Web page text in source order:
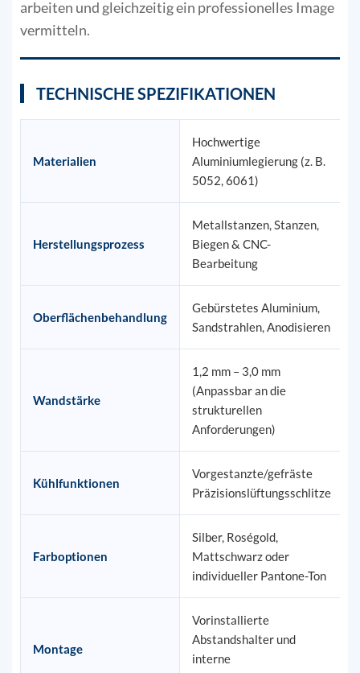
arbeiten und gleichzeitig ein professionelles Image
vermitteln.
TECHNISCHE SPEZIFIKATIONEN
Materialien
Hochwertige
Aluminiumlegierung (z. B.
5052, 6061)
Herstellungsprozess
Metallstanzen, Stanzen,
Biegen & CNC-
Bearbeitung
Oberflächenbehandlung
Gebürstetes Aluminium,
Sandstrahlen, Anodisieren
Wandstärke
1,2 mm – 3,0 mm
(Anpassbar an die
strukturellen
Anforderungen)
Kühlfunktionen
Vorgestanzte/gefräste
Präzisionslüftungsschlitze
Farboptionen
Silber, Roségold,
Mattschwarz oder
individueller Pantone-Ton
Montage
Vorinstallierte
Abstandshalter und
interne